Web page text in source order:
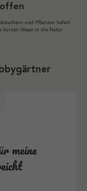
und Pflanzen liefert
kurzen Wege in die Natur.
meine